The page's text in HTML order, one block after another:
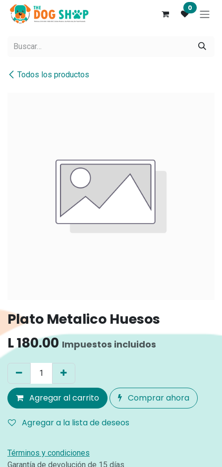
Ir al contenido 0
Todos los productos
Plato Metalico Huesos
L180.00 Impuestos incluidos
Agregar al carrito Comprar ahora
Agregar a la lista de deseos
Términos y condiciones
Garantía de devolución de 15 días